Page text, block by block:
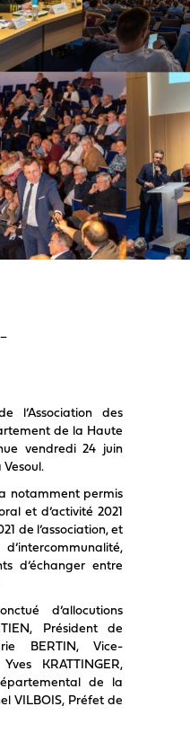
l’Association des
de la Haute
vendredi 24 juin
notamment permis
et d’activité 2021
de l’association, et
d’échanger entre
d’allocutions
Président de
BERTIN, Vice-
KRATTINGER,
de la
VILBOIS, Préfet de